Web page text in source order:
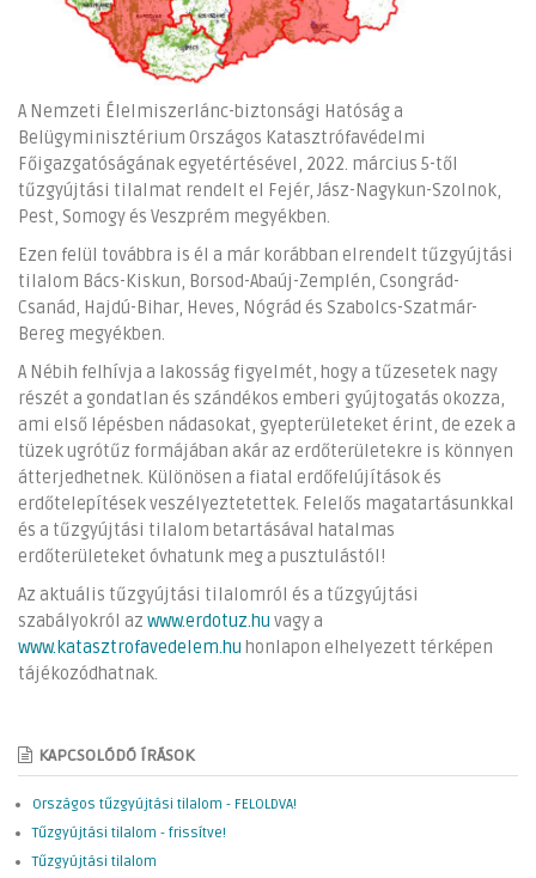
A Nemzeti Élelmiszerlánc-biztonsági Hatóság a
Belügyminisztérium Országos Katasztrófavédelmi
Főigazgatóságának egyetértésével, 2022. március 5-től
tűzgyújtási tilalmat rendelt el Fejér, Jász-Nagykun-Szolnok,
Pest, Somogy és Veszprém megyékben.
Ezen felül továbbra is él a már korábban elrendelt tűzgyújtási
tilalom Bács-Kiskun, Borsod-Abaúj-Zemplén, Csongrád-
Csanád, Hajdú-Bihar, Heves, Nógrád és Szabolcs-Szatmár-
Bereg megyékben.
A Nébih felhívja a lakosság figyelmét, hogy a tűzesetek nagy
részét a gondatlan és szándékos emberi gyújtogatás okozza,
ami első lépésben nádasokat, gyepterületeket érint, de ezek a
tüzek ugrótűz formájában akár az erdőterületekre is könnyen
átterjedhetnek. Különösen a fiatal erdőfelújítások és
erdőtelepítések veszélyeztetettek. Felelős magatartásunkkal
és a tűzgyújtási tilalom betartásával hatalmas
erdőterületeket óvhatunk meg a pusztulástól!
Az aktuális tűzgyújtási tilalomról és a tűzgyújtási
szabályokról az www.erdotuz.hu vagy a
www.katasztrofavedelem.hu honlapon elhelyezett térképen
tájékozódhatnak.
KAPCSOLÓDÓ ÍRÁSOK
Országos tűzgyújtási tilalom - FELOLDVA!
Tűzgyújtási tilalom - frissítve!
Tűzgyújtási tilalom